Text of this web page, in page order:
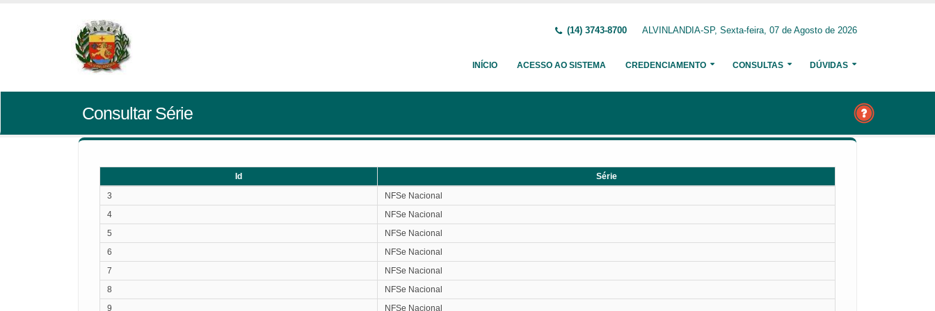
(14) 3743-8700 ALVINLANDIA-SP, Sexta-feira, 07 de Agosto de 2026
INÍCIO ACESSO AO SISTEMA CREDENCIAMENTO CONSULTAS DÚVIDAS
Consultar Série
Id
Série
3
NFSe Nacional
4
NFSe Nacional
5
NFSe Nacional
6
NFSe Nacional
7
NFSe Nacional
8
NFSe Nacional
9
NFSe Nacional